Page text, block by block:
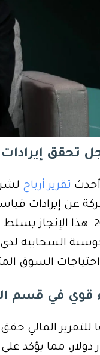
تحقق
تقرير أرباح
2024. هذا الإنجاز
السحابية
السوق
قوي في قسم
دولار، مما يؤكد